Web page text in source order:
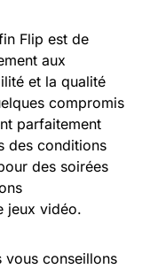
Flip est de
aux
et la qualité
compromis
parfaitement
des conditions
des soirées
jeux vidéo.
vous conseillons